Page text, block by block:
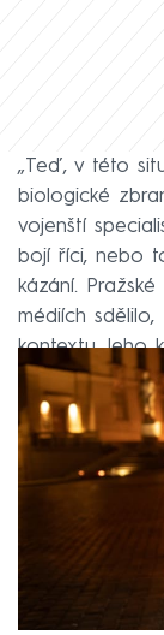
„Teď, v této
biologické
vojenští
bojí říci, nebo
kázání.
médiích
kontextu. Jeho